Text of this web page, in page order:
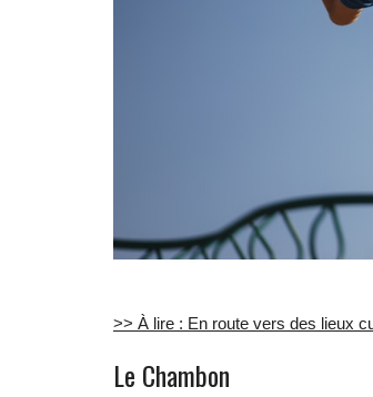
>> À lire : En route vers des lieux
Le Chambon